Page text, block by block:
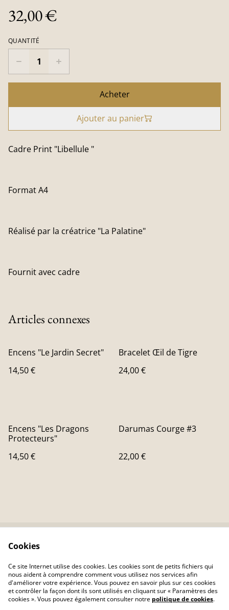
32,00 €
QUANTITÉ
Acheter
Ajouter au panier
Cadre Print "Libellule "
Format A4
Réalisé par la créatrice "La Palatine"
Fournit avec cadre
Articles connexes
Encens "Le Jardin Secret"
14,50 €
Bracelet Œil de Tigre
24,00 €
Encens "Les Dragons
Protecteurs"
14,50 €
Darumas Courge #3
22,00 €
Politique de
confidentialité
Politique de cookies
Cookies
Ce site Internet utilise des cookies. Les cookies sont de petits fichiers qui
nous aident à comprendre comment vous utilisez nos services afin
d'améliorer votre expérience. Vous pouvez en savoir plus sur ces cookies
et contrôler la façon dont ils sont utilisés en cliquant sur « Paramètres des
cookies ». Vous pouvez également consulter notre politique de cookies.